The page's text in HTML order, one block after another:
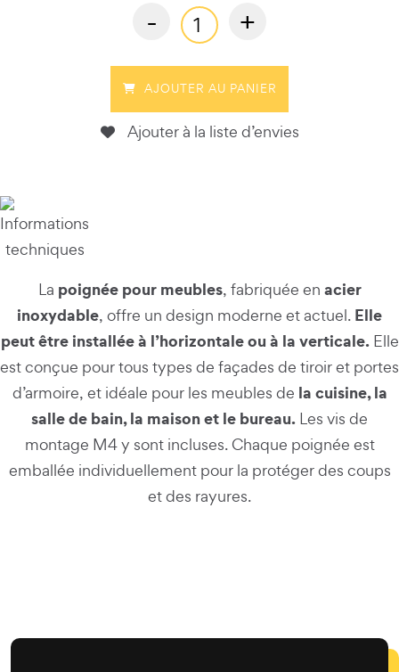
- +
AJOUTER AU PANIER
Ajouter à la liste d’envies
La poignée pour meubles, fabriquée en acier
inoxydable, offre un design moderne et actuel. Elle
peut être installée à l’horizontale ou à la verticale.Elle
est conçue pour tous types de façades de tiroir et portes
d’armoire, et idéale pour les meubles de la cuisine, la
salle de bain, la maison et le bureau. Les vis de
montage M4 y sont incluses. Chaque poignée est
emballée individuellement pour la protéger des coups
et des rayures.